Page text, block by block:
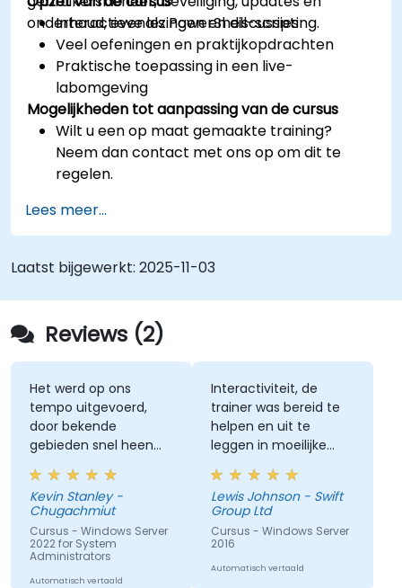
onderhoud, evenals PowerShell-scripting.
Interactieve lezingen en discussies
Veel oefeningen en praktijkopdrachten
Praktische toepassing in een live-
labomgeving
Mogelijkheden tot aanpassing van de cursus
Wilt u een op maat gemaakte training?
Neem dan contact met ons op om dit te
regelen.
Lees meer...
Laatst bijgewerkt: 2025-11-03
Reviews (2)
Het werd op ons
tempo uitgevoerd,
door bekende
gebieden snel heen
gaand, terwijl we
langzamer gingen en
meer informatie
gaven waar we dat
nodig hadden.
Kevin Stanley -
Chugachmiut
Cursus - Windows Server
2022 for System
Administrators
Automatisch vertaald
Interactiviteit, de
trainer was bereid te
helpen en uit te
leggen in moeilijke
gebieden. Ik vond het
trainingsprogramma
echt nuttig voor mij.
Lewis Johnson - Swift
Group Ltd
Cursus - Windows Server
2016
Automatisch vertaald